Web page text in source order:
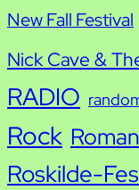
New Fall Festival
Nick Cave &
RADIO
Rock Roman
Roskilde-